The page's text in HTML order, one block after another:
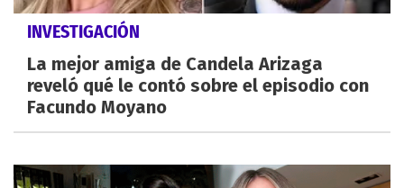
INVESTIGACIÓN
La mejor amiga de Candela Arizaga
reveló qué le contó sobre el episodio con
Facundo Moyano